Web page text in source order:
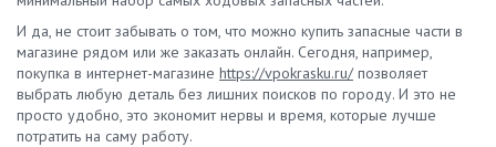
И да, не стоит забывать о том, что можно купить запасные части в
магазине рядом или же заказать онлайн. Сегодня, например,
покупка в интернет-магазине https://vpokrasku.ru/позволяет
выбрать любую деталь без лишних поисков по городу. И это не
просто удобно, это экономит нервы и время, которые лучше
потратить на саму работу.